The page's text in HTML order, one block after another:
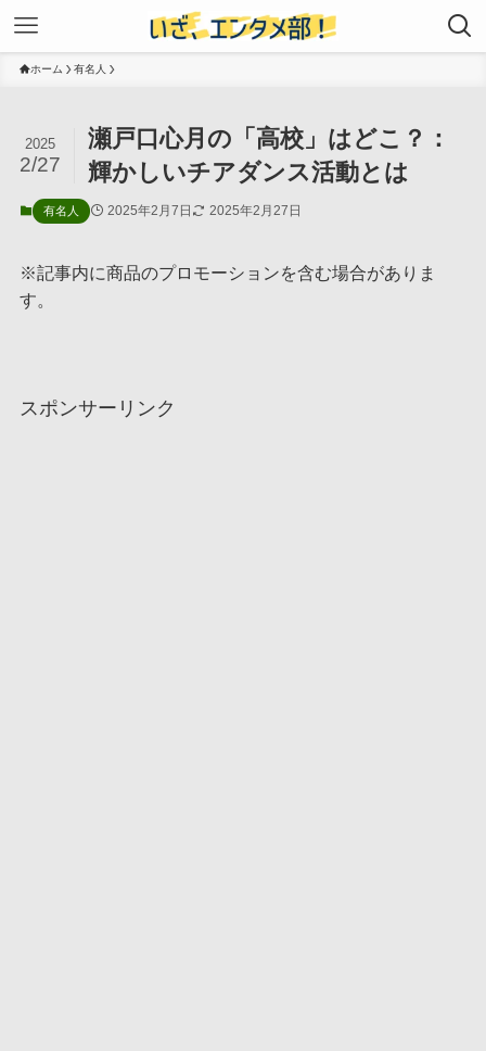
ホーム 有名人
瀬戸口心月の「高校」はどこ？：
輝かしいチアダンス活動とは
2025
2/27
有名人 2025年2月7日 2025年2月27日
※記事内に商品のプロモーションを含む場合がありま
す。
スポンサーリンク